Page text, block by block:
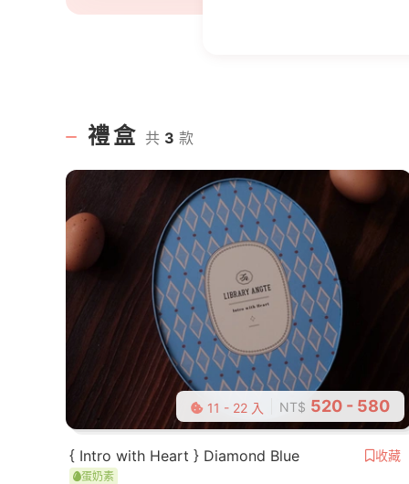
禮盒 共 3 款
11 - 22 入 NT$ 520 - 580
{ Intro with Heart } Diamond Blue 收藏
蛋奶素